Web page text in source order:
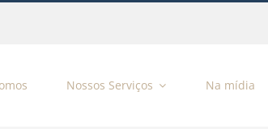
Nossos Serviços Na mídia